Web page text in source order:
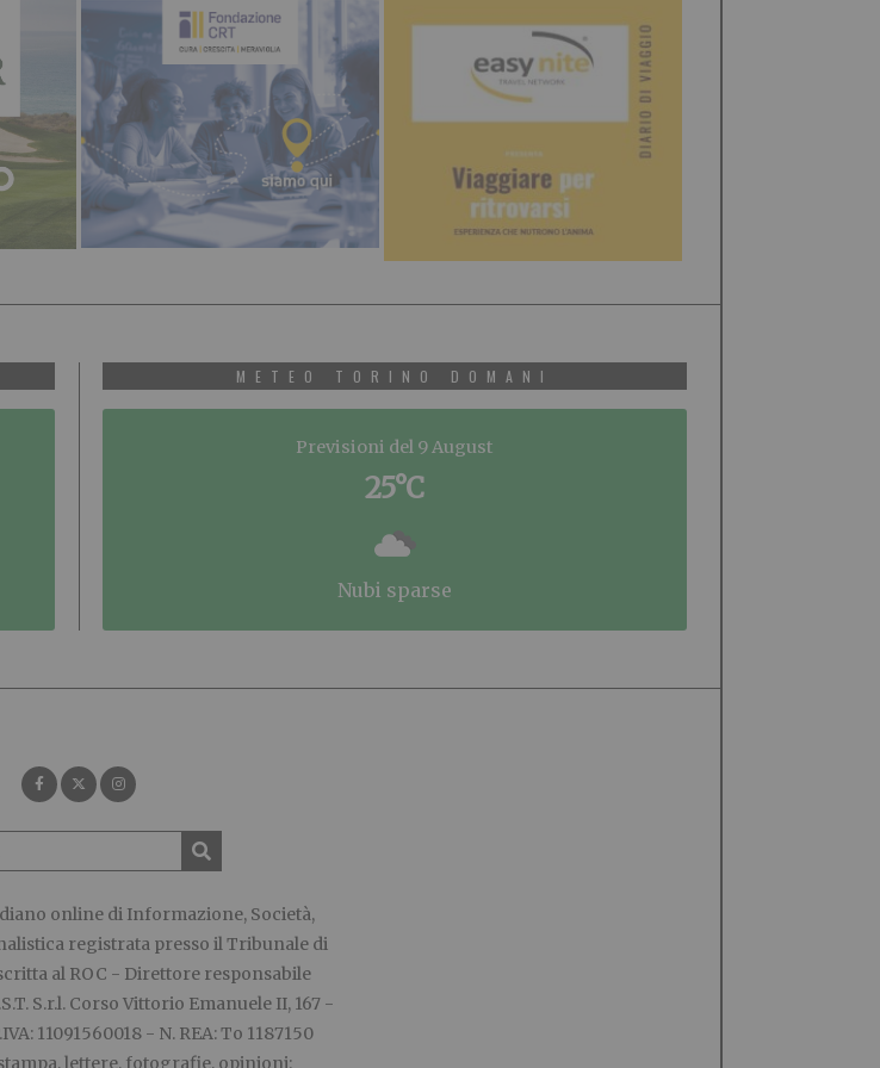
METEO TORINO DOMANI
Previsioni del 9 August
25°C
nubi sparse
online di Informazione, Società,
registrata presso il Tribunale di
al ROC - Direttore responsabile
S.r.l. Corso Vittorio Emanuele II, 167 -
11091560018 - N. REA: To 1187150
lettere, fotografie, opinioni: